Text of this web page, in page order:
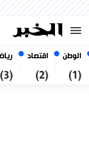
الوطن
(1)
اقتصاد
(2)
(3)
07 أغسطس 2026